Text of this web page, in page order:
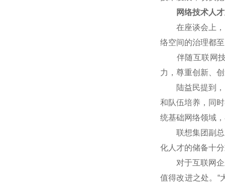
网络技术人才
在座谈会上，网
络空间的治理都
伴随互联网技
力，尊重创新、
陆益民提到，
和队伍培养，同
统基础网络领域
联想集团副总裁
化人才的储备十
对于互联网企业
值得改进之处。“